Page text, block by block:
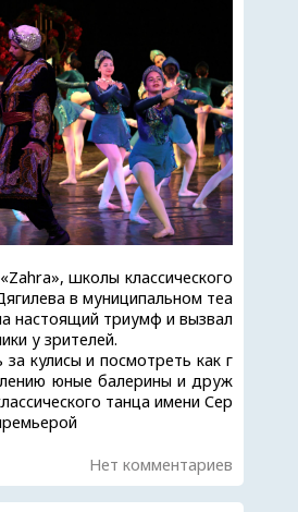
школы классического
в муниципальном теа
настоящий триумф и вызвал
у зрителей.
кулисы и посмотреть как г
юные балерины и друж
танца имени Сер
Нет комментариев